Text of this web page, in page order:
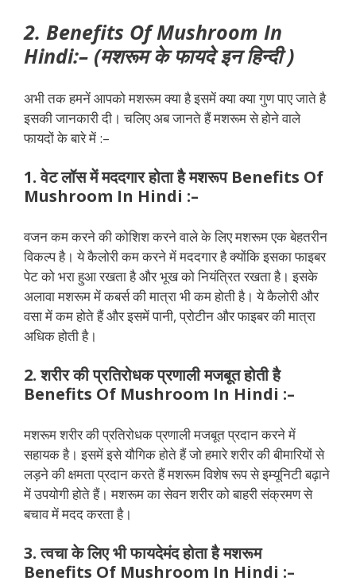
2. Benefits Of Mushroom In
Hindi:– (मशरूम के फायदे इन हिन्दी )
अभी तक हमनें आपको मशरूम क्या है इसमें क्या क्या गुण पाए जाते है
इसकी जानकारी दी। चलिए अब जानते हैं मशरूम से होने वाले
फायदों के बारे में :–
1. वेट लॉस में मददगार होता है मशरूप Benefits Of
Mushroom In Hindi :–
वजन कम करने की कोशिश करने वाले के लिए मशरूम एक बेहतरीन
विकल्प है। ये कैलोरी कम करने में मददगार है क्योंकि इसका फाइबर
पेट को भरा हुआ रखता है और भूख को नियंत्रित रखता है। इसके
अलावा मशरूम में कबर्स की मात्रा भी कम होती है। ये कैलोरी और
वसा में कम होते हैं और इसमें पानी, प्रोटीन और फाइबर की मात्रा
अधिक होती है।
2. शरीर की प्रतिरोधक प्रणाली मजबूत होती है
Benefits Of Mushroom In Hindi :–
मशरूम शरीर की प्रतिरोधक प्रणाली मजबूत प्रदान करने में
सहायक है। इसमें इसे यौगिक होते हैं जो हमारे शरीर की बीमारियों से
लड़ने की क्षमता प्रदान करते हैं मशरूम विशेष रूप से इम्यूनिटी बढ़ाने
में उपयोगी होते हैं। मशरूम का सेवन शरीर को बाहरी संक्रमण से
बचाव में मदद करता है।
3. त्वचा के लिए भी फायदेमंद होता है मशरूम
Benefits Of Mushroom In Hindi :–